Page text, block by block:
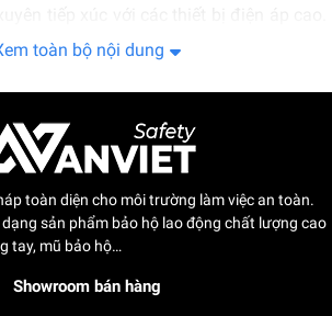
bảo vệ họ khỏi rủi ro điện giật khi làm
điện hoặc các thành phần điện khác.
an toàn nghiêm ngặt, nhất là đối với
việc gần các thành phần điện như
và trạm biến áp. Để đảm bảo an toàn
này, việc sử dụng ủng cách điện bảo
sửa chữa máy móc:
toàn bộ nội dung
toàn diện cho môi trường làm việc an toàn.
sản phẩm bảo hộ lao động chất lượng cao
tay, mũ bảo hộ…
Showroom bán hàng